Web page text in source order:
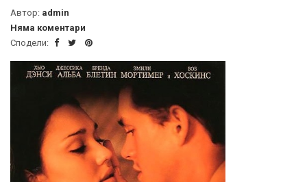
Автор: admin
Няма коментари
Сподели: